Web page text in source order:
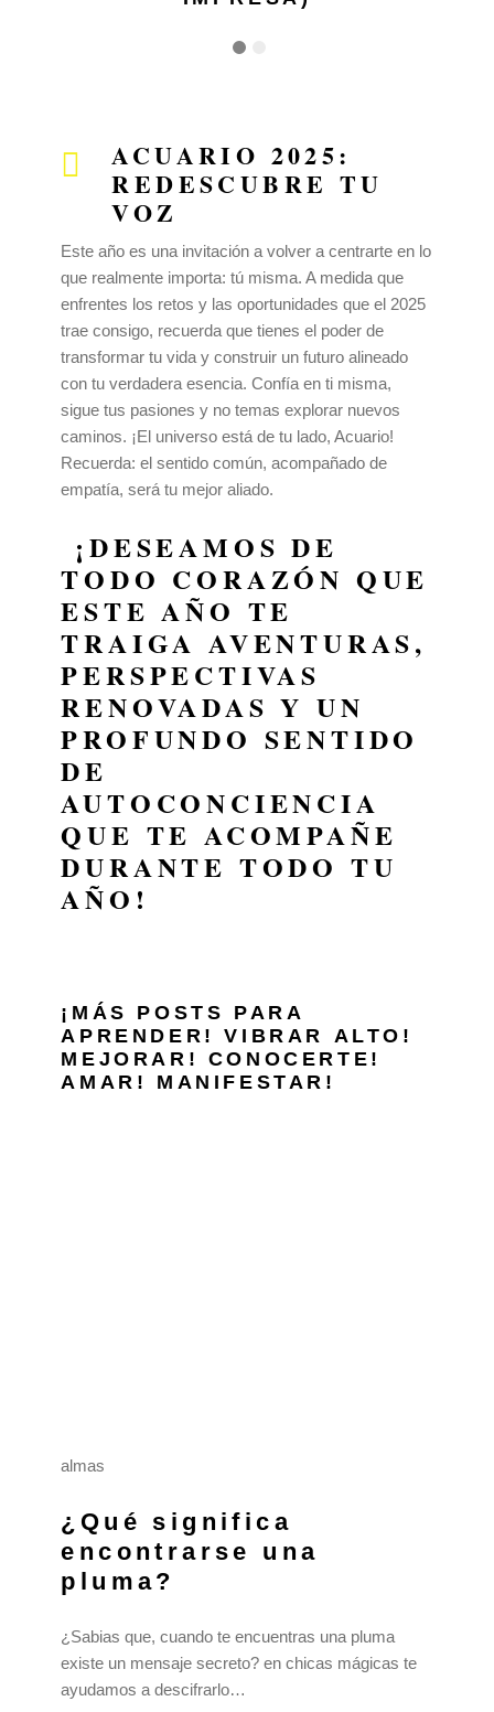
ACUARIO 2025:
REDESCUBRE TU
VOZ
Este año es una invitación a volver a centrarte en lo
que realmente importa: tú misma. A medida que
enfrentes los retos y las oportunidades que el 2025
trae consigo, recuerda que tienes el poder de
transformar tu vida y construir un futuro alineado
con tu verdadera esencia. Confía en ti misma,
sigue tus pasiones y no temas explorar nuevos
caminos. ¡El universo está de tu lado, Acuario!
Recuerda: el sentido común, acompañado de
empatía, será tu mejor aliado.
¡DESEAMOS DE
TODO CORAZÓN QUE
ESTE AÑO TE
TRAIGA AVENTURAS,
PERSPECTIVAS
RENOVADAS Y UN
PROFUNDO SENTIDO
DE
AUTOCONCIENCIA
QUE TE ACOMPAÑE
DURANTE TODO TU
AÑO!
¡MÁS POSTS PARA
APRENDER!VIBRAR ALTO!
MEJORAR! CONOCERTE!
AMAR! MANIFESTAR!
almas
¿Qué significa
encontrarse una
pluma?
¿Sabias que, cuando te encuentras una pluma
existe un mensaje secreto? en chicas mágicas te
ayudamos a descifrarlo…